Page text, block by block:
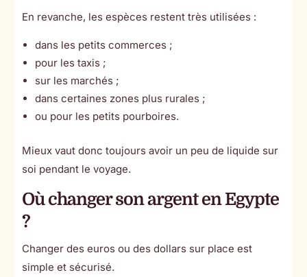
En revanche, les espèces restent très utilisées :
dans les petits commerces ;
pour les taxis ;
sur les marchés ;
dans certaines zones plus rurales ;
ou pour les petits pourboires.
Mieux vaut donc toujours avoir un peu de liquide sur
soi pendant le voyage.
Où changer son argent en Egypte
?
Changer des euros ou des dollars sur place est
simple et sécurisé.